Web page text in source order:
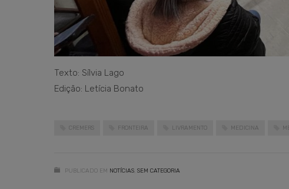
Texto: Sílvia Lago
Edição: Letícia Bonato
CREMERS FRONTEIRA LIVRAMENTO MEDICINA
PUBLICADO EM NOTÍCIAS SEM CATEGORIA